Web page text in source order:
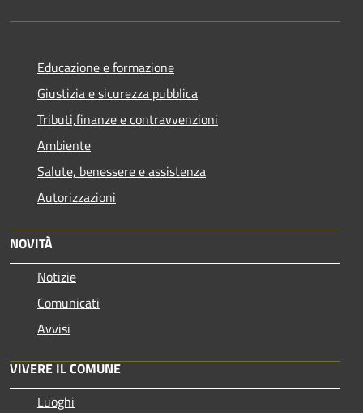
Educazione e formazione
Giustizia e sicurezza pubblica
Tributi,finanze e contravvenzioni
Ambiente
Salute, benessere e assistenza
Autorizzazioni
NOVITÀ
Notizie
Comunicati
Avvisi
VIVERE IL COMUNE
Luoghi